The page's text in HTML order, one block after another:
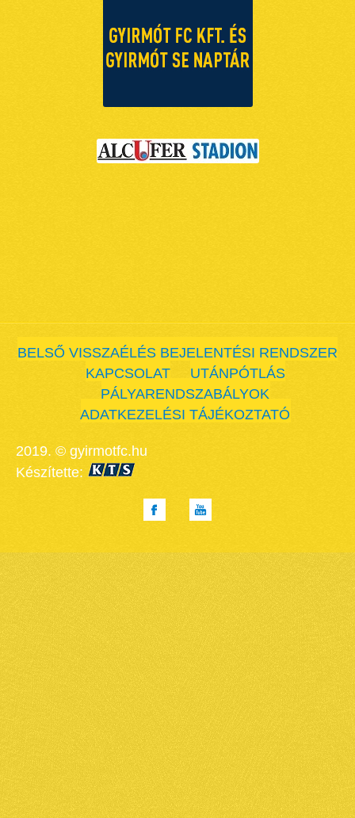
BELSŐ VISSZAÉLÉS BEJELENTÉSI RENDSZER
KAPCSOLAT
UTÁNPÓTLÁS
PÁLYARENDSZABÁLYOK
ADATKEZELÉSI TÁJÉKOZTATÓ
2019. © gyirmotfc.hu
Készítette: